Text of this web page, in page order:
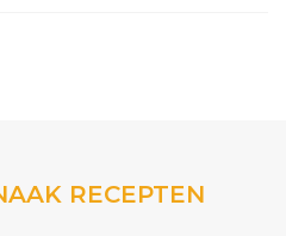
RECEPTEN